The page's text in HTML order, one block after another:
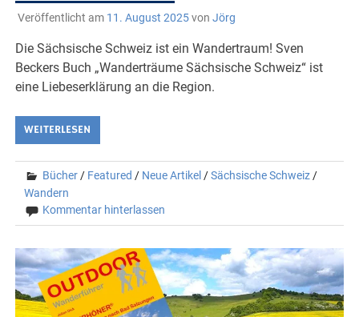
Veröffentlicht am 11. August 2025von Jörg
Die Sächsische Schweiz ist ein Wandertraum! Sven
Beckers Buch „Wanderträume Sächsische Schweiz“ ist
eine Liebeserklärung an die Region.
WEITERLESEN
Bücher / Featured / Neue Artikel /Sächsische Schweiz /
Wandern
Kommentar hinterlassen